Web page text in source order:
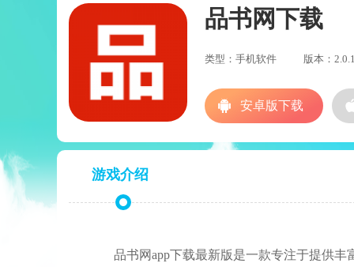
品书网下载
类型：手机软件 版本：
游戏介绍
品书网app下载最新版是一款专注于提供